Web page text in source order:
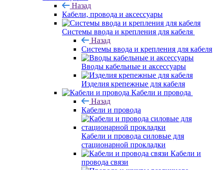
Назад
Кабели, провода и аксессуары
Системы ввода и крепления для кабеля
Назад
Системы ввода и крепления для кабеля
Вводы кабельные и аксессуары
Изделия крепежные для кабеля
Кабели и провода
Назад
Кабели и провода
Кабели и провода силовые для
стационарной прокладки
Кабели и
провода связи